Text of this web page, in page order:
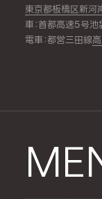
東京都板橋区新
車：首都高速5号
電車：都営三田線